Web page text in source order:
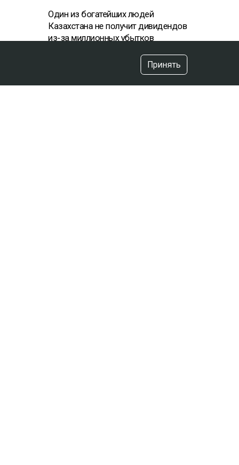
Один из богатейших людей
Казахстана не получит дивидендов
из-за миллионных убытков
«Пивной король» Тохтар Тулешов
Принять